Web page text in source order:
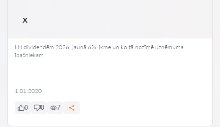
x
IIN dividendēm 2026: jaunā 6% likme un ko tā nozīmē uzņēmuma
īpašniekam
1.01.2020
0 0 7